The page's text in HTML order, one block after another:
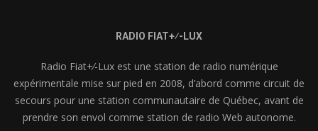
RADIO FIAT+⁄-LUX
Radio Fiat+⁄-Lux est une station de radio numérique
expérimentale mise sur pied en 2008, d’abord comme circuit de
secours pour une station communautaire de Québec, avant de
prendre son envol comme station de radio Web autonome.